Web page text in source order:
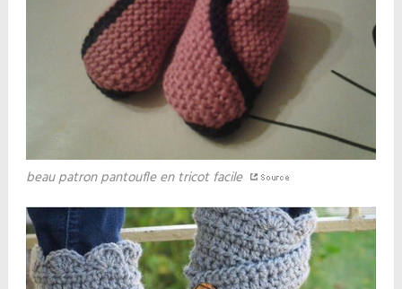
beau patron pantoufle en tricot facile